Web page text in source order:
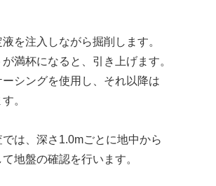
を注入しながら掘削します。
満杯になると、引き上げます。
シングを使用し、それ以降は
。
は、深さ1.0mごとに地中から
地盤の確認を行います。